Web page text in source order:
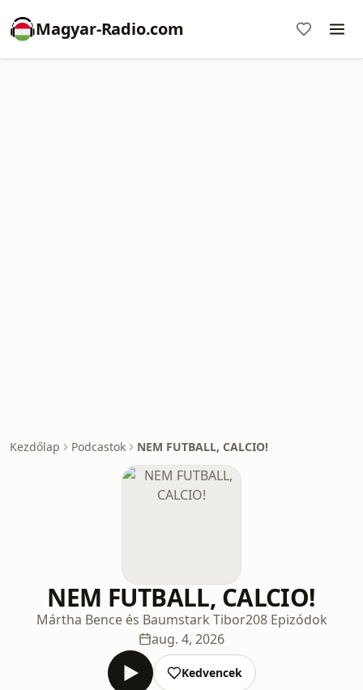
Magyar-Radio.com
Kezdőlap Podcastok NEM FUTBALL, CALCIO!
NEM FUTBALL, CALCIO!
Mártha Bence és Baumstark Tibor208 Epizódok
aug. 4, 2026
Kedvencek